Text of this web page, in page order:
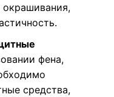
окрашивания,
фена,
средства,